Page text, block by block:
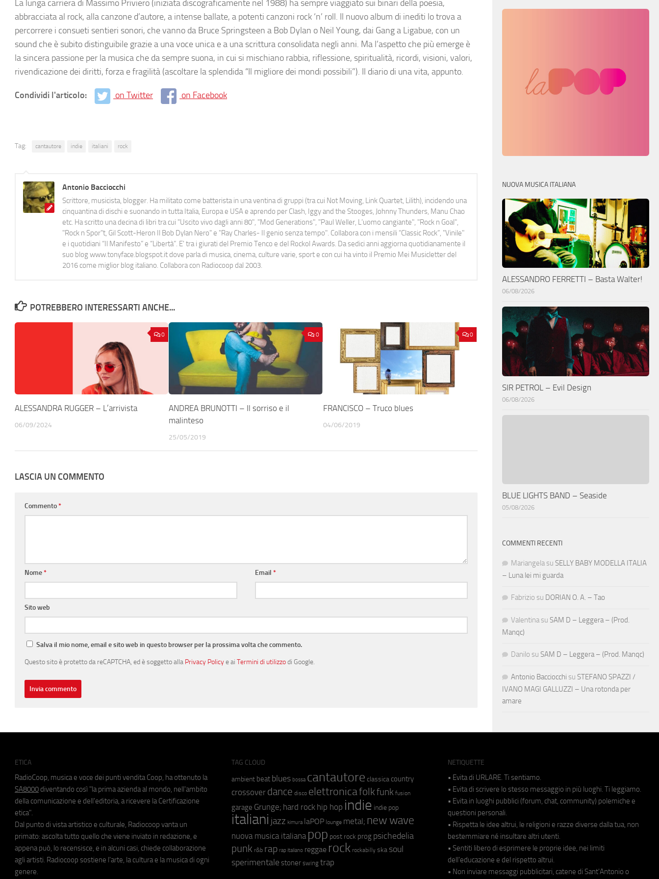
La lunga carriera di Massimo Priviero (iniziata discograficamente nel 1988) ha sempre viaggiato sui binari della poesia,
abbracciata al rock, alla canzone d’autore, a intense ballate, a potenti canzoni rock ‘n’ roll. Il nuovo album di inediti lo trova a
percorrere i consueti sentieri sonori, che vanno da Bruce Springsteen a Bob Dylan o Neil Young, dai Gang a Ligabue, con un
sound che è subito distinguibile grazie a una voce unica e a una scrittura consolidata negli anni. Ma l’aspetto che più emerge è
la sincera passione per la musica che da sempre suona, in cui si mischiano rabbia, riflessione, spiritualità, ricordi, visioni, valori,
rivendicazione dei diritti, forza e fragilità (ascoltare la splendida “Il migliore dei mondi possibili”). Il diario di una vita, appunto.
Condividi l'articolo: on Twitter on Facebook
Tag: cantautore indie italiani rock
Antonio Bacciocchi
Scrittore, musicista, blogger. Ha militato come batterista in una ventina di gruppi (tra cui Not Moving, Link Quartet, Lilith), incidendo una
cinquantina di dischi e suonando in tutta Italia, Europa e USA e aprendo per Clash, Iggy and the Stooges, Johnny Thunders, Manu Chao
etc. Ha scritto una decina di libri tra cui "Uscito vivo dagli anni 80", "Mod Generations", "Paul Weller, L’uomo cangiante", "Rock n Goal",
"Rock n Spor"t, Gil Scott-Heron Il Bob Dylan Nero" e "Ray Charles- Il genio senza tempo". Collabora con i mensili “Classic Rock”, "Vinile"
e i quotidiani “Il Manifesto” e “Libertà”. E' tra i giurati del Premio Tenco e del Rockol Awards. Da sedici anni aggiorna quotidianamente il
suo blog www.tonyface.blogspot.it dove parla di musica, cinema, culture varie, sport e con cui ha vinto il Premio Mei Musicletter del
2016 come miglior blog italiano. Collabora con Radiocoop dal 2003.
POTREBBERO INTERESSARTI ANCHE...
0
ALESSANDRA RUGGER – L’arrivista
06/09/2024
0
ANDREA BRUNOTTI – Il sorriso e il
malinteso
25/05/2019
0
FRANCISCO – Truco blues
04/06/2019
LASCIA UN COMMENTO
Commento*
Nome* Email*
Sito web
Salva il mio nome, email e sito web in questo browser per la prossima volta che commento.
Questo sito è protetto da reCAPTCHA, ed è soggetto alla Privacy Policye ai Termini di utilizzodi Google.
NUOVA MUSICA ITALIANA
ALESSANDRO FERRETTI – Basta Walter!
06/08/2026
SIR PETROL – Evil Design
06/08/2026
BLUE LIGHTS BAND – Seaside
05/08/2026
COMMENTI RECENTI
Mariangela su SELLY BABY MODELLA ITALIA
– Luna lei mi guarda
Fabrizio su DORIAN O. A. – Tao
Valentina su SAM D – Leggera – (Prod.
Manqc)
Danilo su SAM D – Leggera – (Prod. Manqc)
Antonio Bacciocchi su STEFANO SPAZZI /
IVANO MAGI GALLUZZI – Una rotonda per
amare
ETICA
RadioCoop, musica e voce dei punti vendita Coop, ha ottenuto la
SA8000 diventando così "la prima azienda al mondo, nell'ambito
della comunicazione e dell'editoria, a ricevere la Certificazione
etica".
Dal punto di vista artistico e culturale, Radiocoop vanta un
primato: ascolta tutto quello che viene inviato in redazione, e
appena può, lo recensisce, e in alcuni casi, chiede collaborazione
agli artisti. Radiocoop sostiene l'arte, la cultura e la musica di ogni
genere.
TAG CLOUD
ambient beat blues bossa cantautore classica country
crossover dance disco elettronicafolkfunk fusion
garage Grunge; hard rock hip hop indie indie pop
italiani jazz kimura laPOP lounge metal; new wave
nuova musica italiana pop post rock prog psichedelia
punk r&b rap rap italiano reggae rock rockabilly ska soul
sperimentale stoner swing trap
NETIQUETTE
• Evita di URLARE. Ti sentiamo.
• Evita di scrivere lo stesso messaggio in più luoghi. Ti leggiamo.
• Evita in luoghi pubblici (forum, chat, community) polemiche e
questioni personali.
• Rispetta le idee altrui, le religioni e razze diverse dalla tua, non
bestemmiare né insultare altri utenti.
• Sentiti libero di esprimere le proprie idee, nei limiti
dell'educazione e del rispetto altrui.
• Non inviare messaggi pubblicitari, catene di Sant'Antonio o